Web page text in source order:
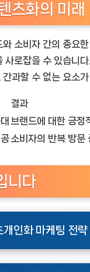
츠화의 미래
소비자 간의 중요
사로잡을 수 있습니
과할 수 없는 요소
결과
브랜드에 대한 긍정
소비자의 반복 방문
니다
개인화 마케팅 전